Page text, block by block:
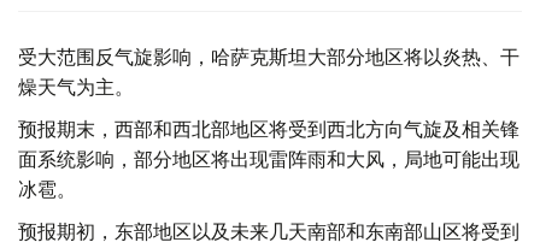
受大范围反气旋影响，哈萨克斯坦大部分地区将以炎热、干
燥天气为主。
预报期末，西部和西北部地区将受到西北方向气旋及相关锋
面系统影响，部分地区将出现雷阵雨和大风，局地可能出现
冰雹。
预报期初，东部地区以及未来几天南部和东南部山区将受到